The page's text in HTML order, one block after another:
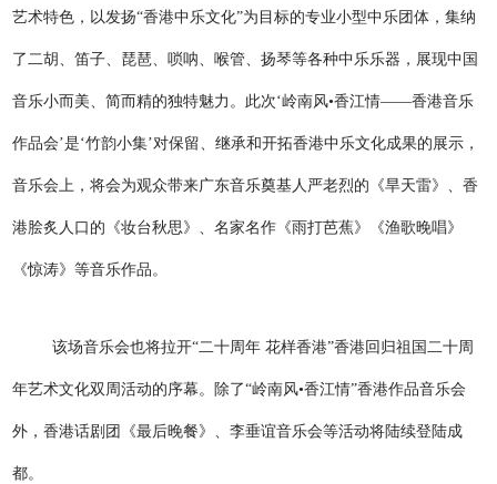
艺术特色，以发扬“香港中乐文化”为目标的专业小型中乐团体，集纳
了二胡、笛子、琵琶、唢呐、喉管、扬琴等各种中乐乐器，展现中国
音乐小而美、简而精的独特魅力。此次‘岭南风•香江情——香港音乐
作品会’是‘竹韵小集’对保留、继承和开拓香港中乐文化成果的展示，
音乐会上，将会为观众带来广东音乐奠基人严老烈的《旱天雷》、香
港脍炙人口的《妆台秋思》、名家名作《雨打芭蕉》《渔歌晚唱》
《惊涛》等音乐作品。
该场音乐会也将拉开“二十周年 花样香港”香港回归祖国二十周
年艺术文化双周活动的序幕。除了“岭南风•香江情”香港作品音乐会
外，香港话剧团《最后晚餐》、李垂谊音乐会等活动将陆续登陆成
都。